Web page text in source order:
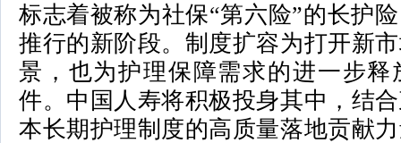
标志着被称为社保“第六险”的长护
推行的新阶段。制度扩容为打开新
景，也为护理保障需求的进一步释
件。中国人寿将积极投身其中，结
本长期护理制度的高质量落地贡献